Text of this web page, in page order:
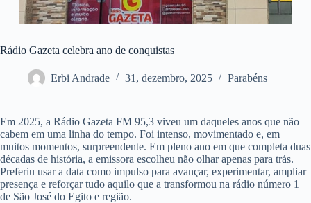
Rádio Gazeta celebra ano de conquistas
Erbi Andrade 31, dezembro, 2025 Parabéns
Em 2025, a Rádio Gazeta FM 95,3 viveu um daqueles anos que não
cabem em uma linha do tempo. Foi intenso, movimentado e, em
muitos momentos, surpreendente. Em pleno ano em que completa duas
décadas de história, a emissora escolheu não olhar apenas para trás.
Preferiu usar a data como impulso para avançar, experimentar, ampliar
presença e reforçar tudo aquilo que a transformou na rádio número 1
de São José do Egito e região.